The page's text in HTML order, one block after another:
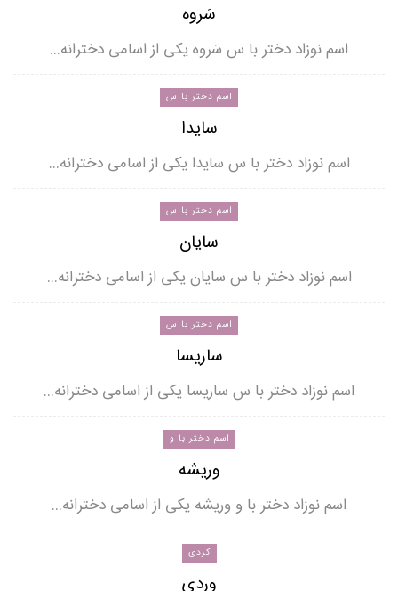
سَروه
اسم نوزاد دختر با س سَروه یکی از اسامی دخترانه…
اسم دختر با س
سایدا
اسم نوزاد دختر با س سایدا یکی از اسامی دخترانه…
اسم دختر با س
سایان
اسم نوزاد دختر با س سایان یکی از اسامی دخترانه…
اسم دختر با س
ساریسا
اسم نوزاد دختر با س ساریسا یکی از اسامی دخترانه…
اسم دختر با و
وریشه
اسم نوزاد دختر با و وریشه یکی از اسامی دخترانه…
کردی
وردی